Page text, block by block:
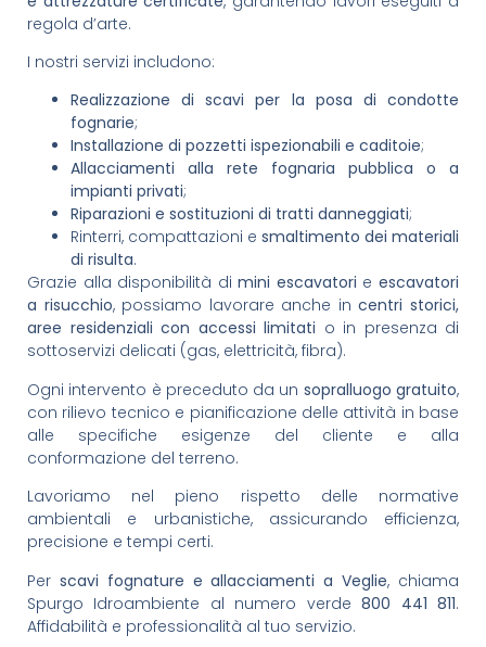
regola d’arte.
I nostri servizi includono:
Realizzazione di scavi per la posa di condotte
fognarie;
Installazione di pozzetti ispezionabili e caditoie;
Allacciamenti alla rete fognaria pubblica o a
impianti privati;
Riparazioni e sostituzioni di tratti danneggiati;
Rinterri, compattazioni e smaltimento dei materiali
di risulta.
Grazie alla disponibilità dimini escavatori eescavatori
a risucchio, possiamo lavorare anche incentri storici,
aree residenziali con accessi limitati o in presenza di
sottoservizi delicati (gas, elettricità, fibra).
Ogni intervento è preceduto da un sopralluogo gratuito,
con rilievo tecnico e pianificazione delle attività in base
alle specifiche esigenze del cliente e alla
conformazione del terreno.
Lavoriamo nel pieno rispetto delle normative
ambientali e urbanistiche, assicurando efficienza,
precisione e tempi certi.
Per scavi fognature e allacciamenti a Veglie, chiama
Spurgo Idroambiente al numero verde800 441 811.
Affidabilità e professionalità al tuo servizio.